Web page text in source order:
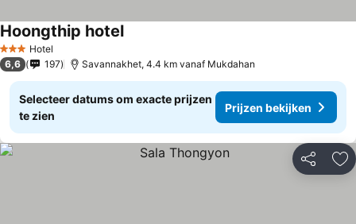
3 SterrenHotel
Hoongthip hotel
6,6 197 Savannakhet, 4.4 km vanaf Mukdahan
Selecteer datums om exacte prijzen
te zien
Prijzen bekijken
Delen